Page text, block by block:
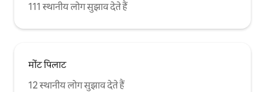
111 स्थानीय लोग सुझाव देते हैं
मोंट पिलाट
12 स्थानीय लोग सुझाव देते हैं